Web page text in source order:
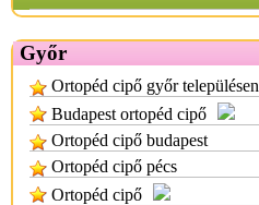
Győr
Ortopéd cipő győr településen
Budapest ortopéd cipő
Ortopéd cipő budapest
Ortopéd cipő pécs
Ortopéd cipő